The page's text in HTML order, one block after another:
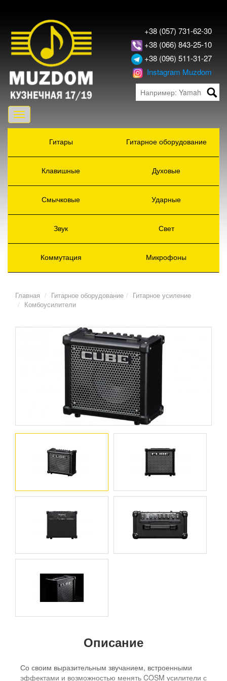
+38 (057) 731-62-30
+38 (066) 843-25-10
+38 (096) 511-31-27
Instagram Muzdom
Toggle
navigation
Гитары
Гитарное оборудование
Клавишные Духовые
Смычковые Ударные
Звук Свет
Коммутация Микрофоны
Главная Гитарное оборудование
Гитарное усиление
Комбоусилители
Описание
Со своим выразительным звучанием, встроенными
эффектами и возможностью менять COSM усилители с